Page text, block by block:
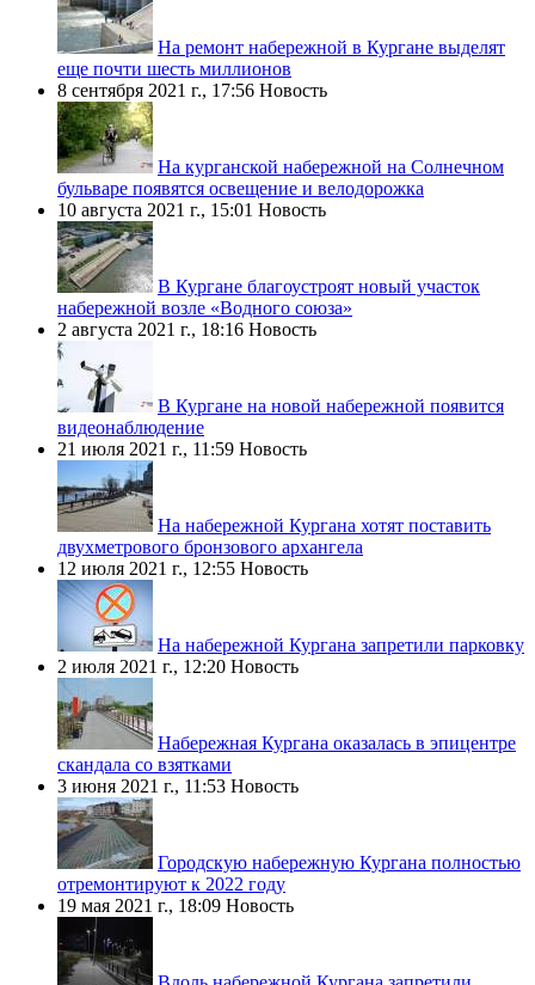
На ремонт набережной в Кургане выделят
еще почти шесть миллионов
8 сентября 2021 г., 17:56 Новость
На курганской набережной на Солнечном
бульваре появятся освещение и велодорожка
10 августа 2021 г., 15:01 Новость
В Кургане благоустроят новый участок
набережной возле «Водного союза»
2 августа 2021 г., 18:16 Новость
В Кургане на новой набережной появится
видеонаблюдение
21 июля 2021 г., 11:59 Новость
На набережной Кургана хотят поставить
двухметрового бронзового архангела
12 июля 2021 г., 12:55 Новость
На набережной Кургана запретили парковку
2 июля 2021 г., 12:20 Новость
Набережная Кургана оказалась в эпицентре
скандала со взятками
3 июня 2021 г., 11:53 Новость
Городскую набережную Кургана полностью
отремонтируют к 2022 году
19 мая 2021 г., 18:09 Новость